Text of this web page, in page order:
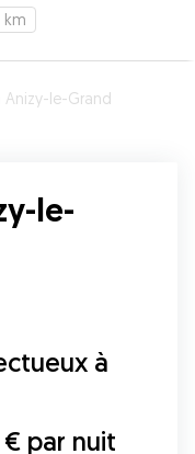
km
Anizy-le-Grand
le-
à
€ par nuit